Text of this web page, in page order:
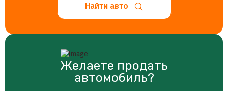
Найти авто
Желаете продать
автомобиль?